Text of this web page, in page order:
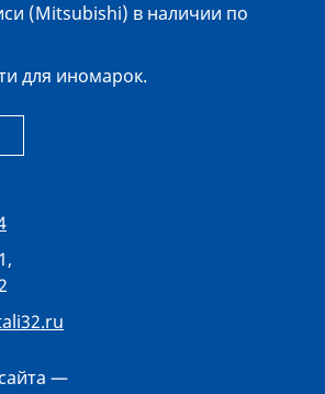
(Mitsubishi) в наличии по
для иномарок.
,
—